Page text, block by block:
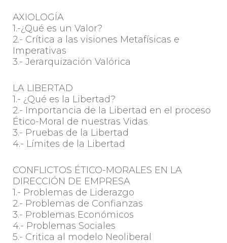
AXIOLOGÍA
1.-¿Qué es un Valor?
2.- Crítica a las visiones Metafísicas e
Imperativas
3.- Jerarquización Valórica
LA LIBERTAD
1.- ¿Qué es la Libertad?
2.- Importancia de la Libertad en el proceso
Ético-Moral de nuestras Vidas
3.- Pruebas de la Libertad
4.- Límites de la Libertad
CONFLICTOS ÉTICO-MORALES EN LA
DIRECCIÓN DE EMPRESA
1.- Problemas de Liderazgo
2.- Problemas de Confianzas
3.- Problemas Económicos
4.- Problemas Sociales
5.- Critica al modelo Neoliberal